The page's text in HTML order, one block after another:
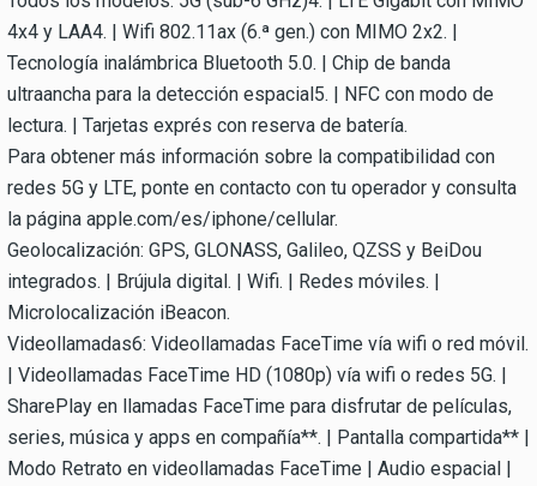
4x4 y LAA4. | Wifi 802.11ax (6.ª gen.) con MIMO 2x2. |
Tecnología inalámbrica Bluetooth 5.0. | Chip de banda
ultraancha para la detección espacial5. | NFC con modo de
lectura. | Tarjetas exprés con reserva de batería.
Para obtener más información sobre la compatibilidad con
redes 5G y LTE, ponte en contacto con tu operador y consulta
la página apple.com/es/iphone/cellular.
Geolocalización: GPS, GLONASS, Galileo, QZSS y BeiDou
integrados. | Brújula digital. | Wifi. | Redes móviles. |
Microlocalización iBeacon.
Videollamadas6: Videollamadas FaceTime vía wifi o red móvil.
| Videollamadas FaceTime HD (1080p) vía wifi o redes 5G. |
SharePlay en llamadas FaceTime para disfrutar de películas,
series, música y apps en compañía**. | Pantalla compartida** |
Modo Retrato en videollamadas FaceTime | Audio espacial |